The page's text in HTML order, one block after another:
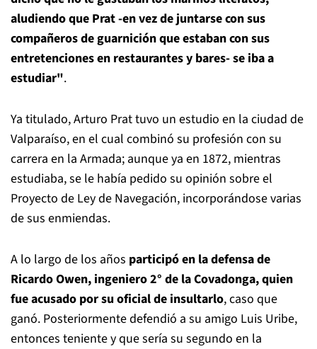
aludiendo que Prat -en vez de juntarse con sus
compañeros de guarnición que estaban con sus
entretenciones en restaurantes y bares- se iba a
estudiar".
Ya titulado, Arturo Prat tuvo un estudio en la ciudad de
Valparaíso, en el cual combinó su profesión con su
carrera en la Armada; aunque ya en 1872, mientras
estudiaba, se le había pedido su opinión sobre el
Proyecto de Ley de Navegación, incorporándose varias
de sus enmiendas.
A lo largo de los años participó en la defensa de
Ricardo Owen, ingeniero 2° de la Covadonga, quien
fue acusado por su oficial de insultarlo, caso que
ganó. Posteriormente defendió a su amigo Luis Uribe,
entonces teniente y que sería su segundo en la